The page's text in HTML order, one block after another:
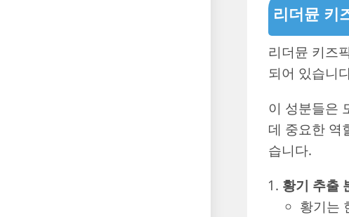
리더뮨 키
리더뮨 키즈
되어 있습니
이 성분들은
데 중요한 역
습니다.
황기 추출
황기는